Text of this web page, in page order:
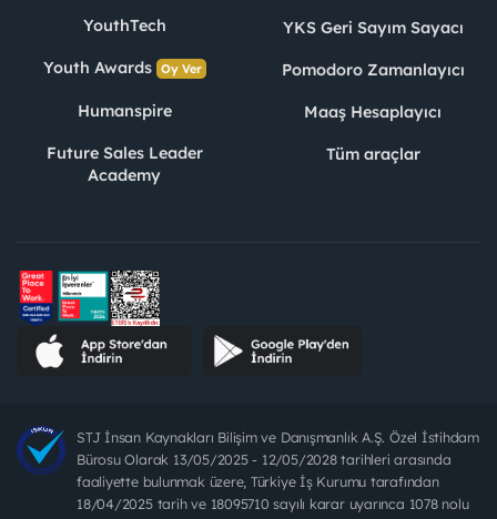
YouthTech
Youth Awards Oy Ver
Humanspire
Future Sales Leader
Academy
YKS Geri Sayım Sayacı
Pomodoro Zamanlayıcı
Maaş Hesaplayıcı
Tüm araçlar
STJ İnsan Kaynakları Bilişim ve Danışmanlık A.Ş. Özel İstihdam
Bürosu Olarak 13/05/2025 - 12/05/2028 tarihleri arasında
faaliyette bulunmak üzere, Türkiye İş Kurumu tarafından
18/04/2025 tarih ve 18095710 sayılı karar uyarınca 1078 nolu